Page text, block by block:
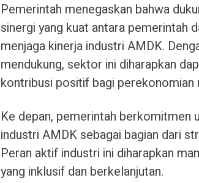
Pemerintah menegaskan bahwa
sinergi yang kuat antara pemerintah
menjaga kinerja industri AMDK.
mendukung, sektor ini diharapkan
kontribusi positif bagi perekonomian
Ke depan, pemerintah berkomitmen
industri AMDK sebagai bagian dari
Peran aktif industri ini diharapkan
yang inklusif dan berkelanjutan.